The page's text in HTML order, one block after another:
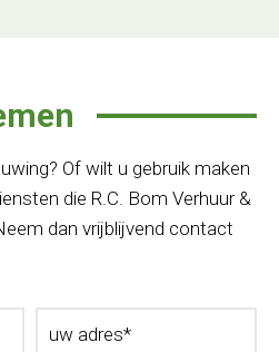
Of wilt u gebruik maken
die R.C. Bom Verhuur &
dan vrijblijvend contact